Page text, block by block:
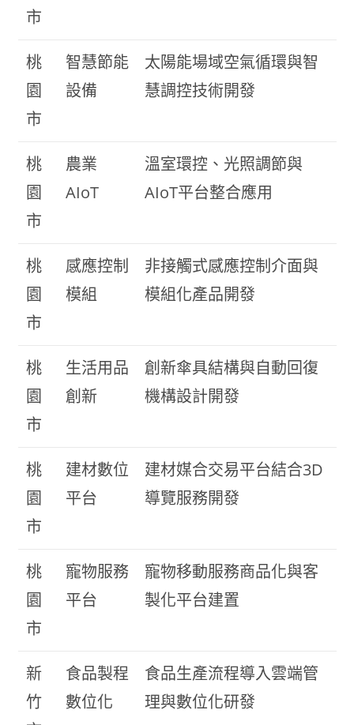
市
桃
園
市
智慧節能
設備
太陽能場域空氣循環與智
慧調控技術開發
桃
園
市
農業
AIoT
溫室環控、光照調節與
AIoT平台整合應用
桃
園
市
感應控制
模組
非接觸式感應控制介面與
模組化產品開發
桃
園
市
生活用品
創新
創新傘具結構與自動回復
機構設計開發
桃
園
市
建材數位
平台
建材媒合交易平台結合3D
導覽服務開發
桃
園
市
寵物服務
平台
寵物移動服務商品化與客
製化平台建置
新
竹
食品製程
數位化
食品生產流程導入雲端管
理與數位化研發